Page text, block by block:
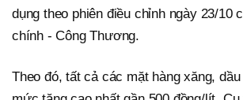
dụng theo phiên điều chỉnh ngày 23/10
chính - Công Thương.
Theo đó, tất cả các mặt hàng xăng,